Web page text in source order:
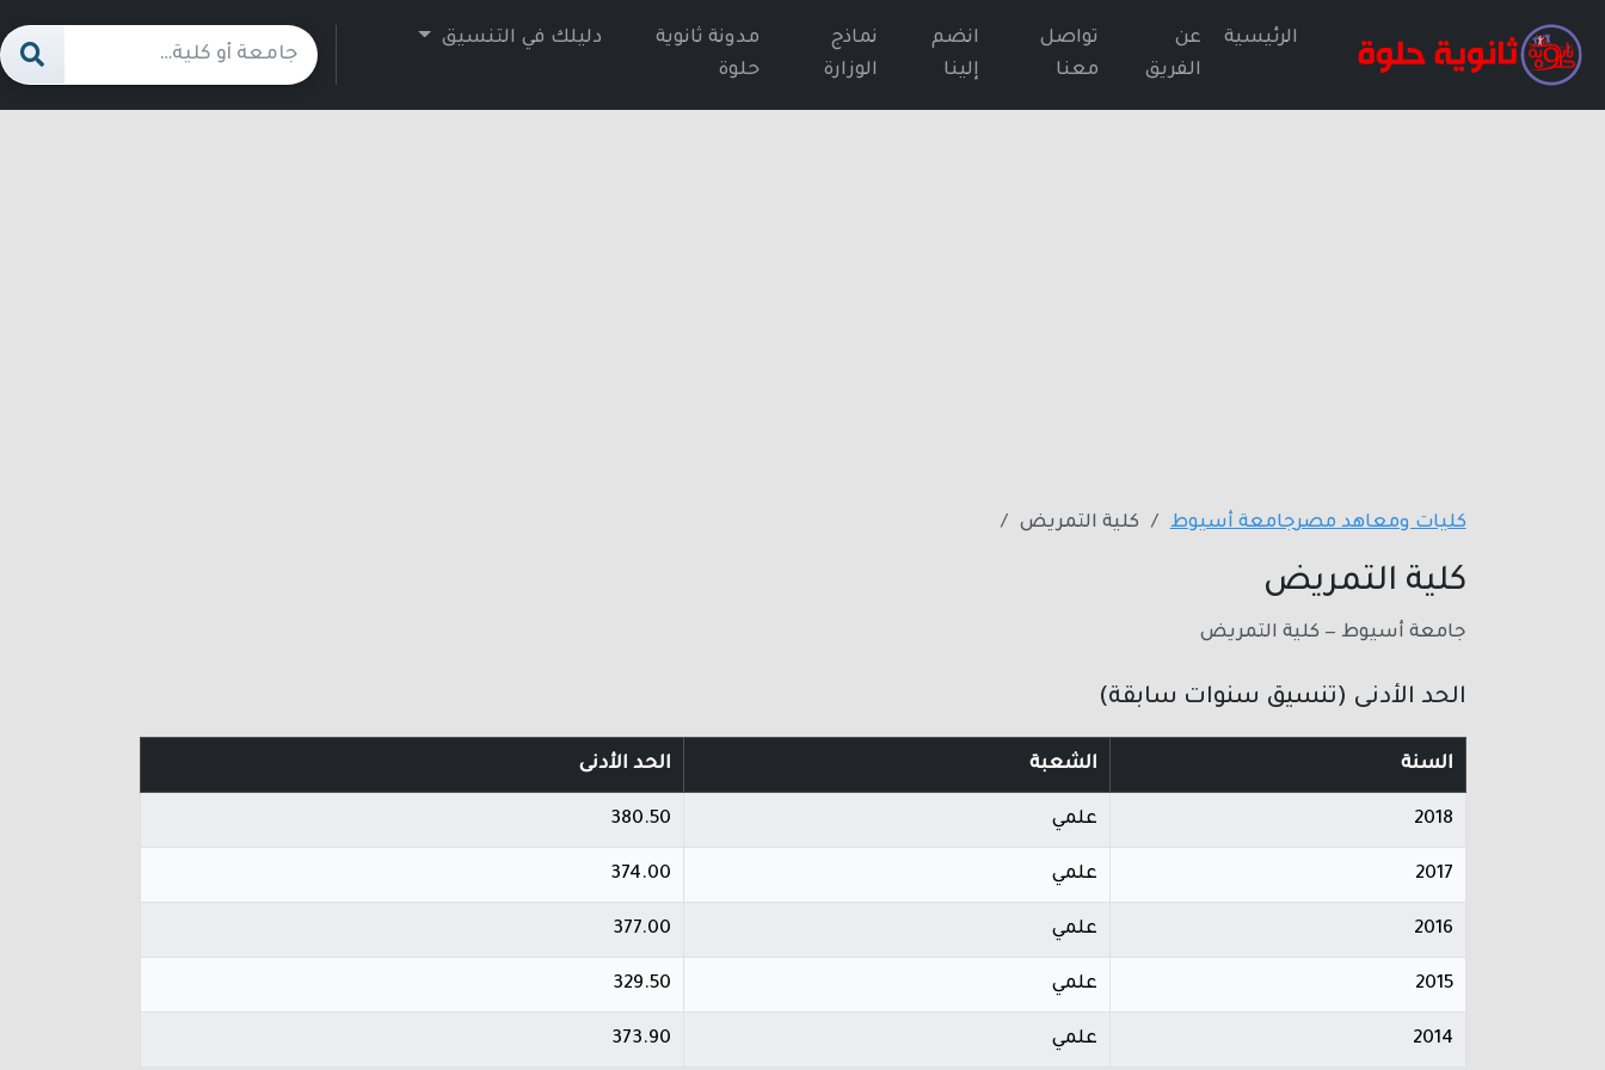
الرئيسية
عن
الفريق
تواصل
معنا
انضم
إلينا
نماذج
الوزارة
مدونة ثانوية
حلوة
دليلك في التنسيق
كليات ومعاهد مصرجامعة أسيوط كلية التمريض
كلية التمريض
جامعة أسيوط — كلية التمريض
الحد الأدنى (تنسيق سنوات سابقة)
السنة الشعبة الحد الأدنى
2018 علمي 380.50
2017 علمي 374.00
2016 علمي 377.00
2015 علمي 329.50
2014 علمي 373.90